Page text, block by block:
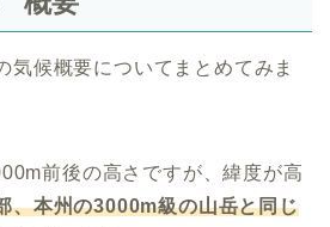
気候概要についてまとめてみま
前後の高さですが、緯度が高
、本州の3000m級の山岳と同じ